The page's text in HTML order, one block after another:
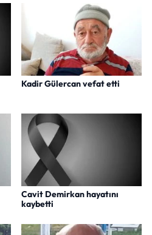
Kadir Gülercan vefat etti
Cavit Demirkan hayatını
kaybetti